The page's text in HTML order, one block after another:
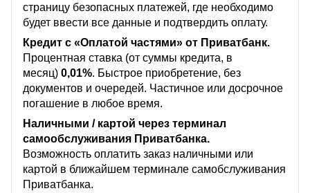
страницу безопасных платежей, где необходимо
будет ввести все данные и подтвердить оплату.
Кредит с «Оплатой частями» от Приватбанк.
Процентная ставка (от суммы кредита, в
месяц) 0,01%. Быстрое приобретение, без
документов и очередей. Частичное или досрочное
погашение в любое время.
Наличными / картой через терминал
самообслуживания Приватбанка.
Возможность оплатить заказ наличными или
картой в ближайшем терминале самобслуживания
Приватбанка.